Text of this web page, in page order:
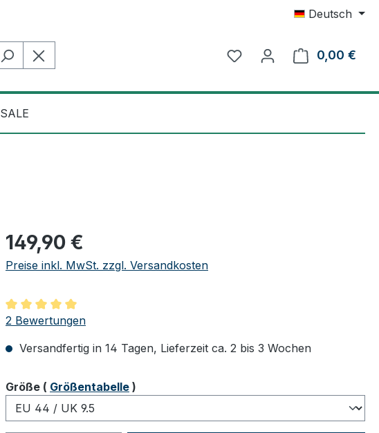
Deutsch
0,00 €
SALE
Regulärer Preis:
149,90 €
Preise inkl. MwSt. zzgl. Versandkosten
Durchschnittliche Bewertung von 5 von 5 Sternen
2 Bewertungen
Versandfertig in 14 Tagen, Lieferzeit ca. 2 bis 3 Wochen
Größeauswählen
( Größentabelle )